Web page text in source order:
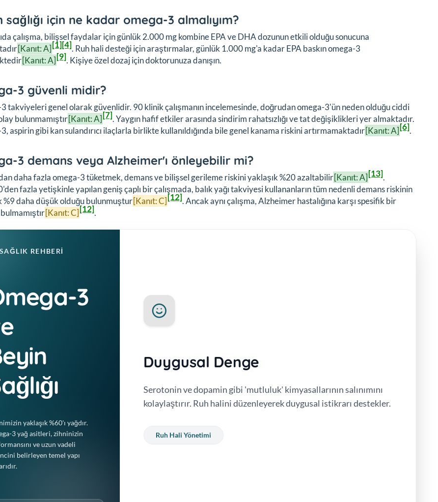
sağlığı için ne kadar omega-3 almalıyım?
çalışma, bilişsel faydalar için günlük 2.000 mg kombine EPA ve DHA dozunun etkili olduğu sonucuna
[Kanıt: A][1][4]. Ruh hali desteği için araştırmalar, günlük 1.000 mg'a kadar EPA baskın omega-3
[Kanıt: A][9]. Kişiye özel dozaj için doktorunuza danışın.
3 güvenli midir?
takviyeleri genel olarak güvenlidir. 90 klinik çalışmanın incelemesinde, doğrudan omega-3'ün neden olduğu ciddi
bulunmamıştır[Kanıt: A][7]. Yaygın hafif etkiler arasında sindirim rahatsızlığı ve tat değişiklikleri yer almaktadır.
aspirin gibi kan sulandırıcı ilaçlarla birlikte kullanıldığında bile genel kanama riskini artırmamaktadır[Kanıt: A][6].
3 demans veya Alzheimer'ı önleyebilir mi?
daha fazla omega-3 tüketmek, demans ve bilişsel gerileme riskini yaklaşık %20 azaltabilir[Kanıt: A][13].
fazla yetişkinle yapılan geniş çaplı bir çalışmada, balık yağı takviyesi kullananların tüm nedenli demans riskinin
%9 daha düşük olduğu bulunmuştur[Kanıt: C][12]. Ancak aynı çalışma, Alzheimer hastalığına karşı spesifik bir
[Kanıt: C][12].
SAĞLIK REHBERI
3
yaklaşık %60'ı yağdır.
3 yağ asitleri, zihninizin
ve uzun vadeli
belirleyen temel yapı
bileşenidir. Beyin
sağlayarak sinyal
Duygusal Denge
Serotonin ve dopamin gibi 'mutluluk' kimyasallarının salınımını
kolaylaştırır. Ruh halini düzenleyerek duygusal istikrarı destekler.
Ruh Hali Yönetimi